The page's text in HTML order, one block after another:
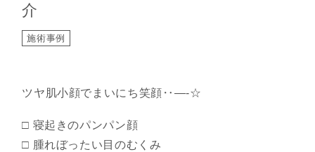
介
施術事例
ツヤ肌小顔でまいにち笑顔‥—-☆
□ 寝起きのパンパン顔
□ 腫れぼったい目のむくみ